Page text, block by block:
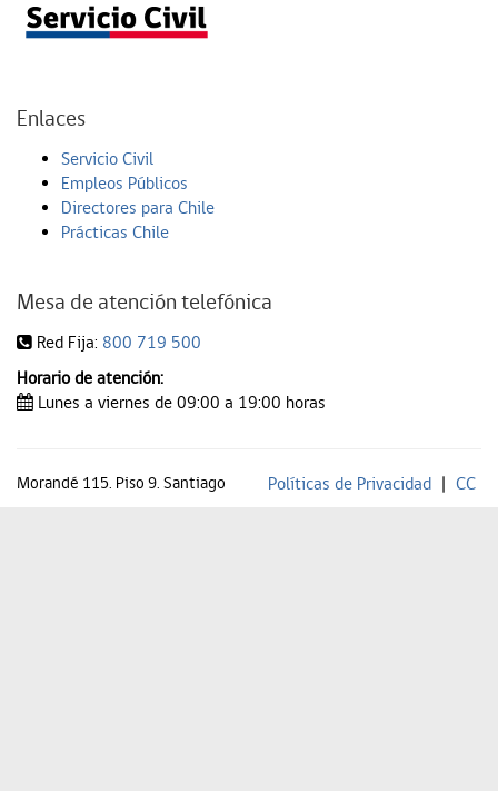
Enlaces
Servicio Civil
Empleos Públicos
Directores para Chile
Prácticas Chile
Mesa de atención telefónica
Red Fija: 800 719 500
Horario de atención:
Lunes a viernes de 09:00 a 19:00 horas
Morandé 115. Piso 9. Santiago Políticas de Privacidad | CC